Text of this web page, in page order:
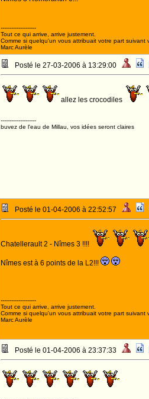
--------------------
Tout ce qui arrive, arrive justement.
Comme si quelqu'un vous attribuait votre part suivant
Marc Aurèle
Posté le 27-03-2006 à 13:29:00
allez les crocodiles
--------------------
buvez de l'eau de Millau, vos idées seront claires
Posté le 01-04-2006 à 22:52:57
Chatellerault 2 - Nîmes 3 !!!!
Nîmes est à 6 points de la L2!!!
--------------------
Tout ce qui arrive, arrive justement.
Comme si quelqu'un vous attribuait votre part suivant
Marc Aurèle
Posté le 01-04-2006 à 23:37:33